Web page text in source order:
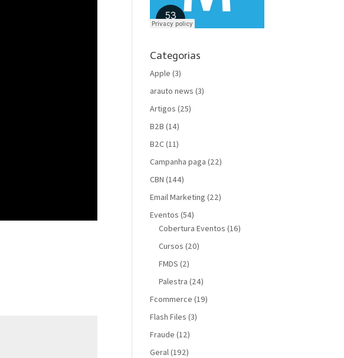
Categorias
Apple (3)
arauto news (3)
Artigos (25)
B2B (14)
B2C(11)
Campanha paga (22)
CBN (144)
Email Marketing (22)
Eventos (54)
Cobertura Eventos (16)
Cursos (20)
FMDS (2)
Palestra (24)
Fcommerce (19)
Flash Files (3)
Fraude (12)
Geral(192)